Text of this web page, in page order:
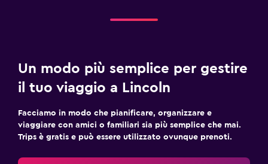
Un modo più semplice per gestire
il tuo viaggio a Lincoln
Facciamo in modo che pianificare, organizzare e
viaggiare con amici o familiari sia più semplice che mai.
Trips è gratis e può essere utilizzato ovunque prenoti.